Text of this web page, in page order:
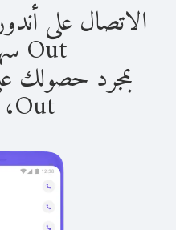
Out سهل للغاية.
Out، يمكنك: